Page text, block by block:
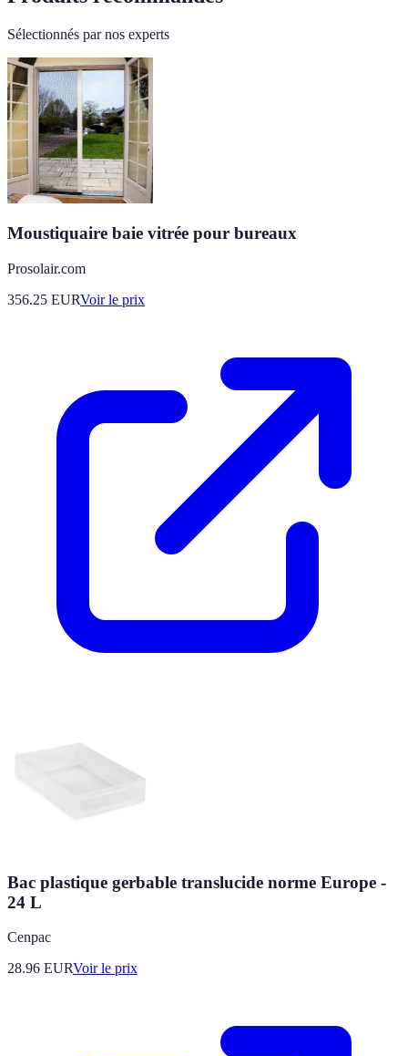
Sélectionnés par nos experts
Moustiquaire baie vitrée pour bureaux
Prosolair.com
356.25 EURVoir le prix
Bac plastique gerbable translucide norme Europe -
24 L
Cenpac
28.96 EURVoir le prix